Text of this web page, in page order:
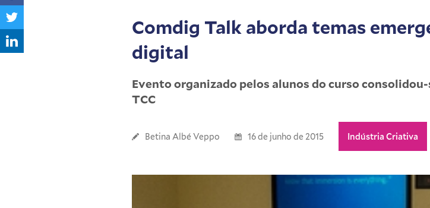
Comdig Talk aborda temas
digital
Evento organizado pelos alunos do curso
TCC
Betina Albé Veppo 16 de junho de 2015 Indústria Criativa